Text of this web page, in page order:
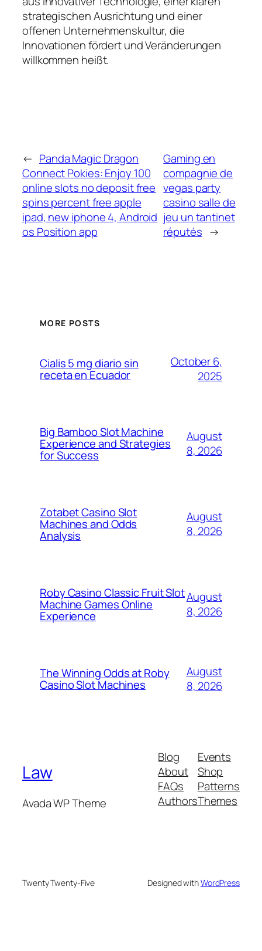
strategischen Ausrichtung und einer
offenen Unternehmenskultur, die
Innovationen fördert und Veränderungen
willkommen heißt.
← Panda Magic Dragon
Connect Pokies: Enjoy 100
online slots no deposit free
spins percent free apple
ipad, new iphone 4, Android
os Position app
Gaming en
compagnie de
vegas party
casino salle de
jeu un tantinet
réputés →
MORE POSTS
Cialis 5 mg diario sin
receta en Ecuador
October 6,
2025
Big Bamboo Slot Machine
Experience and Strategies
for Success
August
8, 2026
Zotabet Casino Slot
Machines and Odds
Analysis
August
8, 2026
Roby Casino Classic Fruit Slot
Machine Games Online
Experience
August
8, 2026
The Winning Odds at Roby
Casino Slot Machines
August
8, 2026
Law
Avada WP Theme
Blog
About
FAQs
Authors
Events
Shop
Patterns
Themes
Twenty Twenty-Five Designed withWordPress